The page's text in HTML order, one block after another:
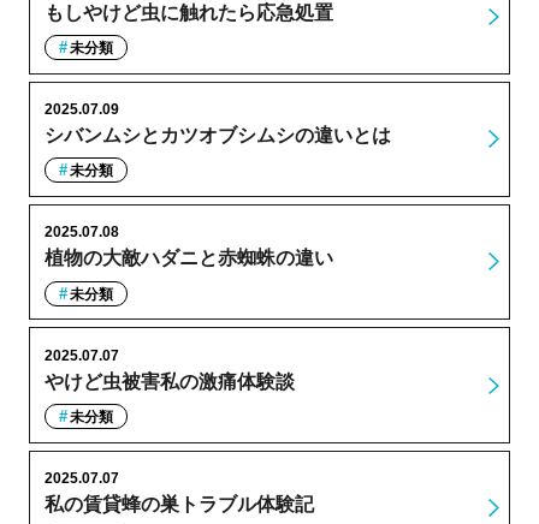
もしやけど虫に触れたら応急処置
未分類
シバンムシとカツオブシムシの違いとは
2025.07.09
未分類
植物の大敵ハダニと赤蜘蛛の違い
2025.07.08
未分類
やけど虫被害私の激痛体験談
2025.07.07
未分類
私の賃貸蜂の巣トラブル体験記
2025.07.07